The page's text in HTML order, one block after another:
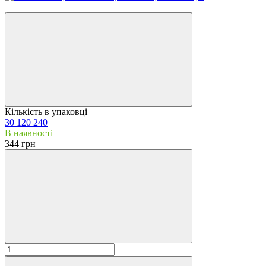
Кількість в упаковці
30 120 240
В наявності
344 грн